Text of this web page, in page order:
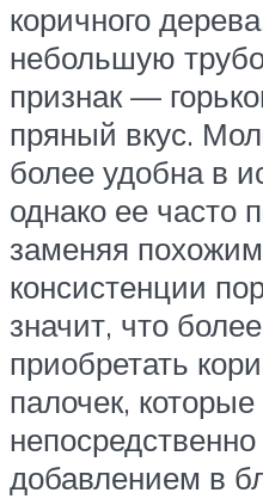
коричного
небольшую
признак —
пряный вкус.
более удобна в
однако ее часто
заменяя
консистенции
значит, что
приобретать
палочек,
добавлением в